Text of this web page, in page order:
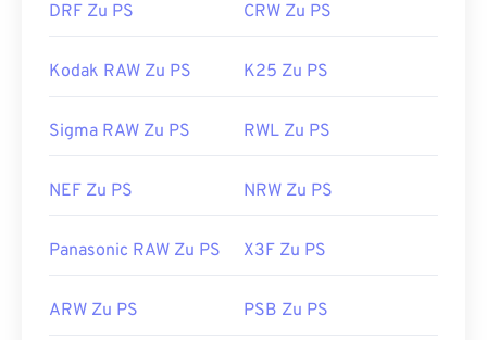
DRF Zu PS CRW Zu PS
Kodak RAW Zu PS K25 Zu PS
Sigma RAW Zu PS RWL Zu PS
NEF Zu PS NRW Zu PS
Panasonic RAW Zu PS X3F Zu PS
ARW Zu PS PSB Zu PS